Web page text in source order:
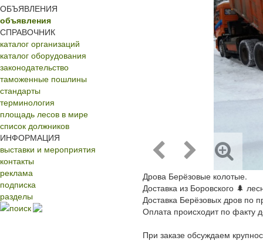
ОБЪЯВЛЕНИЯ
объявления
СПРАВОЧНИК
каталог организаций
каталог оборудования
законодательство
таможенные пошлины
стандарты
терминология
площадь лесов в мире
список должников
ИНФОРМАЦИЯ
выставки и мероприятия
контакты
реклама
подписка
разделы
поиск
Дрова Берёзовые колотые.
Доставка из Боровского 🌲
Доставка Берёзовых дров по
Оплата происходит по факту
При заказе обсуждаем